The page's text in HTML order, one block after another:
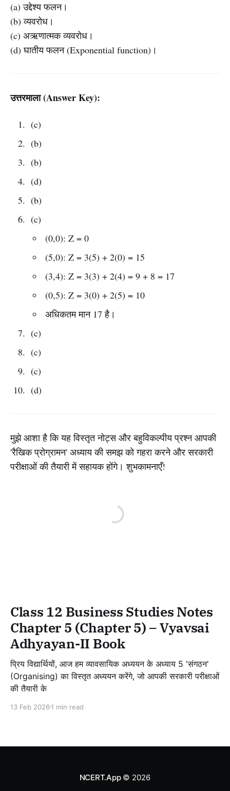
(a) उद्देश्य फलन।
(b) व्यवरोध।
(c) अऋणात्मक व्यवरोध।
(d) घातीय फलन (Exponential function)।
उत्तरमाला (Answer Key):
(c)
(b)
(b)
(d)
(b)
(c)
(0,0): Z = 0
(5,0): Z = 3(5) + 2(0) = 15
(3,4): Z = 3(3) + 2(4) = 9 + 8 = 17
(0,5): Z = 3(0) + 2(5) = 10
अधिकतम मान 17 है।
(c)
(c)
(c)
(d)
मुझे आशा है कि यह विस्तृत नोट्स और बहुविकल्पीय प्रश्न आपकी
'रैखिक प्रोग्रामन' अध्याय की समझ को गहरा करने और सरकारी
परीक्षाओं की तैयारी में सहायक होंगे। शुभकामनाएँ!
Class 12 Business Studies Notes
Chapter 5 (Chapter 5) – Vyavsai
Adhyayan-II Book
प्रिय विद्यार्थियों, आज हम व्यावसायिक अध्ययन के अध्याय 5 'संगठन'
(Organising) का विस्तृत अध्ययन करेंगे, जो आपकी सरकारी परीक्षाओं
की तैयारी के
13 Feb 2026 1 min read
NCERT.App© 2026